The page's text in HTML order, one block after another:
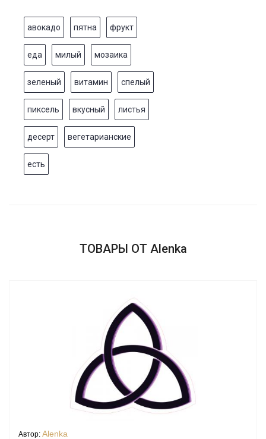
авокадо пятна фрукт
еда милый мозаика
зеленый витамин спелый
пиксель вкусный листья
десерт вегетарианские
есть
ТОВАРЫ ОТ Alenka
Автор: Alenka